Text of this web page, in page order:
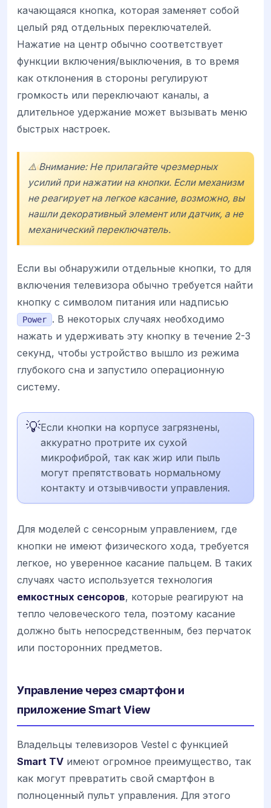
качающаяся кнопка, которая заменяет собой
целый ряд отдельных переключателей.
Нажатие на центр обычно соответствует
функции включения/выключения, в то время
как отклонения в стороны регулируют
громкость или переключают каналы, а
длительное удержание может вызывать меню
быстрых настроек.
⚠️ Внимание: Не прилагайте чрезмерных
усилий при нажатии на кнопки. Если механизм
не реагирует на легкое касание, возможно, вы
нашли декоративный элемент или датчик, а не
механический переключатель.
Если вы обнаружили отдельные кнопки, то для
включения телевизора обычно требуется найти
кнопку с символом питания или надписью
Power
. В некоторых случаях необходимо
нажать и удерживать эту кнопку в течение 2-3
секунд, чтобы устройство вышло из режима
глубокого сна и запустило операционную
систему.
💡Если кнопки на корпусе загрязнены,
аккуратно протрите их сухой
микрофиброй, так как жир или пыль
могут препятствовать нормальному
контакту и отзывчивости управления.
Для моделей с сенсорным управлением, где
кнопки не имеют физического хода, требуется
легкое, но уверенное касание пальцем. В таких
случаях часто используется технология
емкостных сенсоров, которые реагируют на
тепло человеческого тела, поэтому касание
должно быть непосредственным, без перчаток
или посторонних предметов.
Управление через смартфон и
приложение Smart View
Владельцы телевизоров Vestel с функцией
Smart TV имеют огромное преимущество, так
как могут превратить свой смартфон в
полноценный пульт управления. Для этого